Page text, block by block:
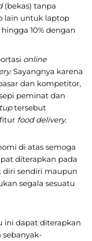
(bekas) tanpa
lain untuk laptop
10% dengan
online
Sayangnya karena
dan kompetitor,
peminat dan
tersebut
food delivery.
di atas semoga
diterapkan pada
diri sendiri maupun
segala sesuatu
ini dapat diterapkan